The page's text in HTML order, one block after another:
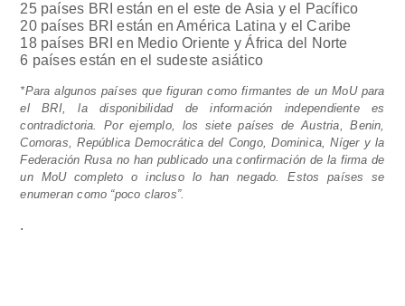
25 países BRI están en el este de Asia y el Pacífico
20 países BRI están en América Latina y el Caribe
18 países BRI en Medio Oriente y África del Norte
6 países están en el sudeste asiático
*Para algunos países que figuran como firmantes de un MoU para
el BRI, la disponibilidad de información independiente es
contradictoria. Por ejemplo, los siete países de Austria, Benin,
Comoras, República Democrática del Congo, Dominica, Níger y la
Federación Rusa no han publicado una confirmación de la firma de
un MoU completo o incluso lo han negado. Estos países se
enumeran como “poco claros”.
.